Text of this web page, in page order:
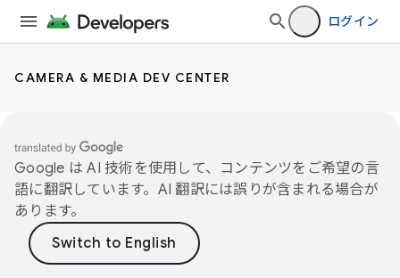
ログイン
CAMERA & MEDIA DEV CENTER
Google は AI 技術を使用して、コンテンツをご希望の言
語に翻訳しています。AI 翻訳には誤りが含まれる場合が
あります。